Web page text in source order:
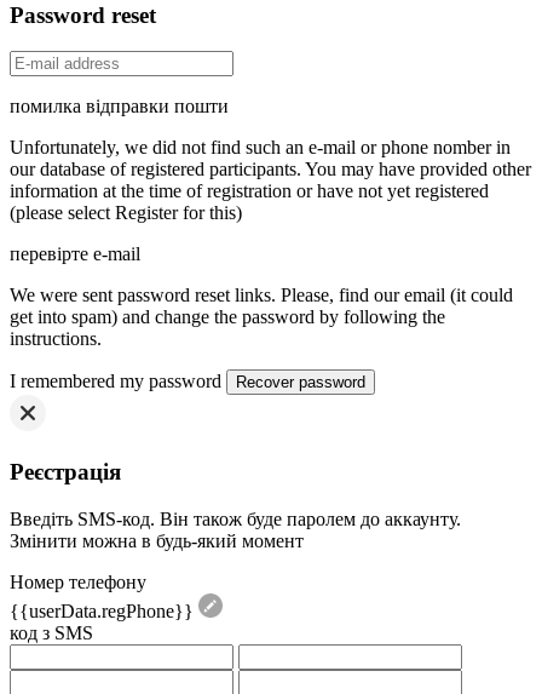
Password reset
помилка відправки пошти
Unfortunately, we did not find such an e-mail or phone nomber in
our database of registered participants. You may have provided other
information at the time of registration or have not yet registered
(please select Register for this)
перевірте e-mail
We were sent password reset links. Please, find our email (it could
get into spam) and change the password by following the
instructions.
I remembered my password
Реєстрація
Введіть SMS-код. Він також буде паролем до аккаунту.
Змінити можна в будь-який момент
Номер телефону
{{userData.regPhone}}
код з SMS